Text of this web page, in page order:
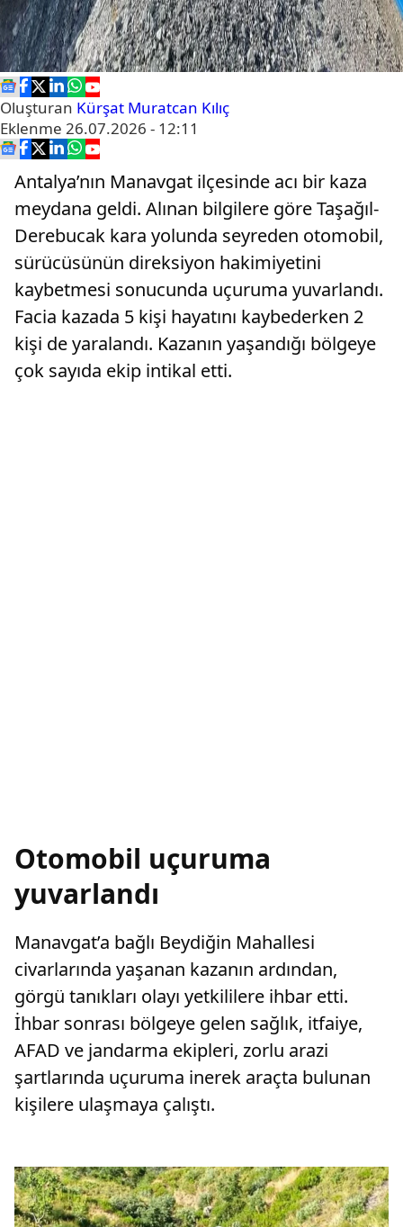
Oluşturan Kürşat Muratcan Kılıç
Eklenme 26.07.2026 - 12:11
Antalya’nın Manavgat ilçesinde acı bir kaza
meydana geldi. Alınan bilgilere göre Taşağıl-
Derebucak kara yolunda seyreden otomobil,
sürücüsünün direksiyon hakimiyetini
kaybetmesi sonucunda uçuruma yuvarlandı.
Facia kazada 5 kişi hayatını kaybederken 2
kişi de yaralandı. Kazanın yaşandığı bölgeye
çok sayıda ekip intikal etti.
Otomobil uçuruma
yuvarlandı
Manavgat’a bağlı Beydiğin Mahallesi
civarlarında yaşanan kazanın ardından,
görgü tanıkları olayı yetkililere ihbar etti.
İhbar sonrası bölgeye gelen sağlık, itfaiye,
AFAD ve jandarma ekipleri, zorlu arazi
şartlarında uçuruma inerek araçta bulunan
kişilere ulaşmaya çalıştı.